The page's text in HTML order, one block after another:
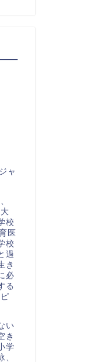
ャ
校
医
校
過
き
必
る
い
き
学
、